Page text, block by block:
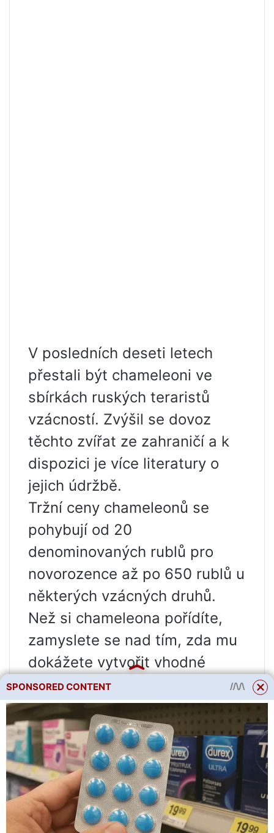
V posledních deseti letech
přestali být chameleoni ve
sbírkách ruských teraristů
vzácností. Zvýšil se dovoz
těchto zvířat ze zahraničí a k
dispozici je více literatury o
jejich údržbě.
Tržní ceny chameleonů se
pohybují od 20
denominovaných rublů pro
novorozence až po 650 rublů u
některých vzácných druhů.
Než si chameleona pořídíte,
zamyslete se nad tím, zda mu
dokážete vytvořit vhodné
podmínky. Je lepší koupit
uměle chované zvíře.
Nekupujte vyhublá nebo
nemocná zvířata, zpravidla je
nelze vyléčit.
Vhodnější je získat zkušenosti
na „jednoduchých“ druzích,
SPONSORED CONTENT